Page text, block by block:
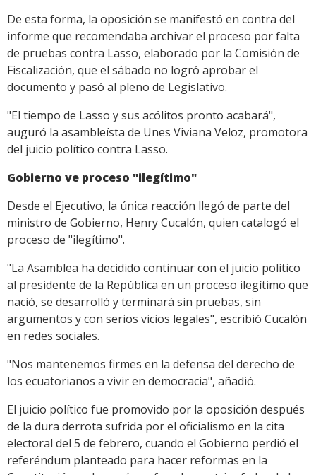
De esta forma, la oposición se manifestó en contra del
informe que recomendaba archivar el proceso por falta
de pruebas contra Lasso, elaborado por la Comisión de
Fiscalización, que el sábado no logró aprobar el
documento y pasó al pleno de Legislativo.
"El tiempo de Lasso y sus acólitos pronto acabará",
auguró la asambleísta de Unes Viviana Veloz, promotora
del juicio político contra Lasso.
Gobierno ve proceso "ilegítimo"
Desde el Ejecutivo, la única reacción llegó de parte del
ministro de Gobierno, Henry Cucalón, quien catalogó el
proceso de "ilegítimo".
"La Asamblea ha decidido continuar con el juicio político
al presidente de la República en un proceso ilegítimo que
nació, se desarrolló y terminará sin pruebas, sin
argumentos y con serios vicios legales", escribió Cucalón
en redes sociales.
"Nos mantenemos firmes en la defensa del derecho de
los ecuatorianos a vivir en democracia", añadió.
El juicio político fue promovido por la oposición después
de la dura derrota sufrida por el oficialismo en la cita
electoral del 5 de febrero, cuando el Gobierno perdió el
referéndum planteado para hacer reformas en la